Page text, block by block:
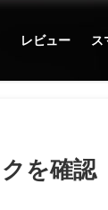
レビュー ス
を確認